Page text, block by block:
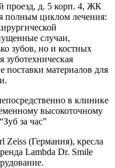
проезд, д. 5 корп. 4, ЖК
полным циклом лечения:
случаи,
зубов, но и костных
зуботехническая
поставки материалов для
в клинике
высокоточному
за час”
(Германия), кресла
Lambda Dr. Smile